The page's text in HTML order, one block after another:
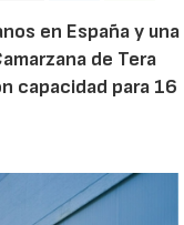
en España y una
de Tera
capacidad para 16